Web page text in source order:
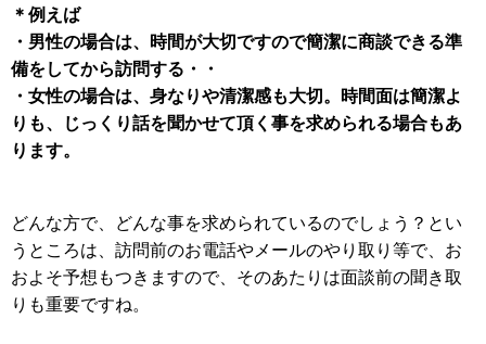
＊例えば
・男性の場合は、時間が大切ですので簡潔に商談できる準
備をしてから訪問する・・
・女性の場合は、身なりや清潔感も大切。時間面は簡潔よ
りも、じっくり話を聞かせて頂く事を求められる場合もあ
ります。
どんな方で、どんな事を求められているのでしょう？とい
うところは、訪問前のお電話やメールのやり取り等で、お
およそ予想もつきますので、そのあたりは面談前の聞き取
りも重要ですね。